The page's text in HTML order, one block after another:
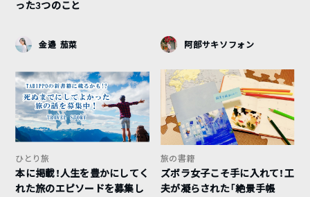
った3つのこと
金邉 茄菜 阿部サキソフォン
ひとり旅
本に掲載！人生を豊かにしてく
れた旅のエピソードを募集し
旅の書籍
ズボラ女子こそ手に入れて！工
夫が凝らされた「絶景手帳